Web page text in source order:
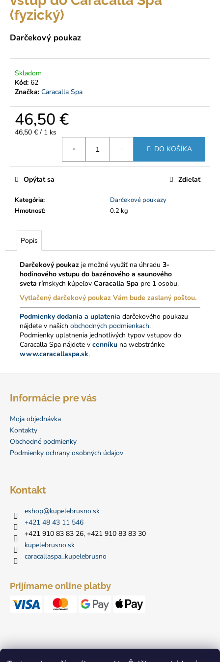
(fyzický)
Darčekový poukaz
Skladom
Kód: 62
Značka: Caracalla Spa
46,50 €
Jednotková
46,50 € / 1 ks
DO KOŠÍKA
Kategória:
Darčekové poukazy
Hmotnosť: 0.2 kg
Opýtať sa Zdieľať
Popis
Darčekový poukaz je možné využiť na úhradu 3-
hodinového vstupu do bazénového a saunového
sveta rímskych kúpeľov Caracalla Spa pre 1 osobu.
Vytlačený darčekový poukaz Vám bude zaslaný poštou.
Podmienky dodania a uplatenia darčekového poukazu
nájdete v našich obchodných podmienkach.
Podmienky uplatnenia jednotlivých typov vstupov do
Caracalla Spa nájdete v cenníku na webstránke
www.caracallaspa.sk.
á
s
HĽADAŤ
d
p
ú
e
DARČEKOVÝ
NA
BALÍČEK
HOD.
VSTUP
DO
CARACALLA
SPA
29
Informácie pre vás
Moja objednávka
Kontakty
Obchodné podmienky
Podmienky ochrany osobných údajov
Kontakt
eshop@kupelebrusno.sk
+421 48 43 11 546
+421 910 83 83 26, +421 910 83 83 30
kupelebrusno.sk
caracallaspa_kupelebrusno
Prijímame online platby